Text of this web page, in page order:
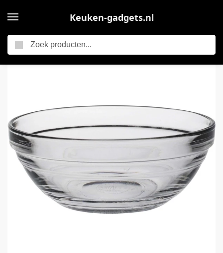
Keuken-gadgets.nl
Duralex kleine serveer/dessertschaaltjes rond van glas – 6x – 12 x 4.9 cm – Schalen en kommen – 310 ml – Keuken accessoires